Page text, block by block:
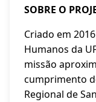
SOBRE O
Criado em
Humanos da
missão
cumprimento
Regional de